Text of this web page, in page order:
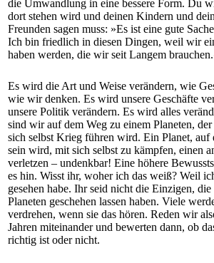
die Umwandlung in eine bessere Form. Du
dort stehen wird und deinen Kindern und
Freunden sagen muss: »Es ist eine gute
Ich bin friedlich in diesen Dingen, weil wir
haben werden, die wir seit Langem
Es wird die Art und Weise verändern, wie
wie wir denken. Es wird unsere Geschäfte
unsere Politik verändern. Es wird alles
sind wir auf dem Weg zu einem Planeten,
sich selbst Krieg führen wird. Ein Planet, auf
sein wird, mit sich selbst zu kämpfen, einen
verletzen – undenkbar! Eine höhere
es hin. Wisst ihr, woher ich das weiß? Weil
gesehen habe. Ihr seid nicht die Einzigen, die
Planeten geschehen lassen haben. Viele
verdrehen, wenn sie das hören. Reden wir
Jahren miteinander und bewerten dann, ob
richtig ist oder nicht.